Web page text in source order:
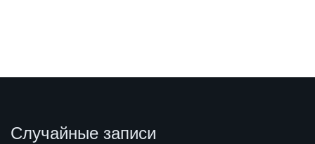
Случайные записи